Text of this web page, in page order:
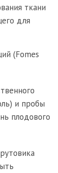
ткани
для
(Fomes
и пробы
плодового